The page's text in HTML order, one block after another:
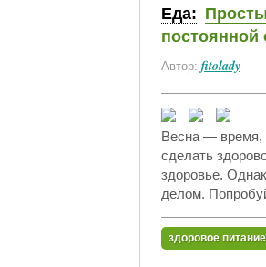
Еда:
постоянной
Автор: fitolady
Весна — время,
сделать
здоровье.
делом.
здоровое питание